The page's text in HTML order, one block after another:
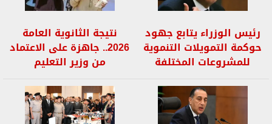
رئيس الوزراء يتابع جهود
حوكمة التمويلات التنموية
للمشروعات المختلفة
نتيجة الثانوية العامة
2026.. جاهزة على الاعتماد
من وزير التعليم